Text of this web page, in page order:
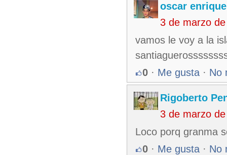
oscar enrique
3 de marzo
vamos le voy a la
0 · Me gusta · No
Rigoberto
3 de marzo
Loco porq granma
0 · Me gusta · No